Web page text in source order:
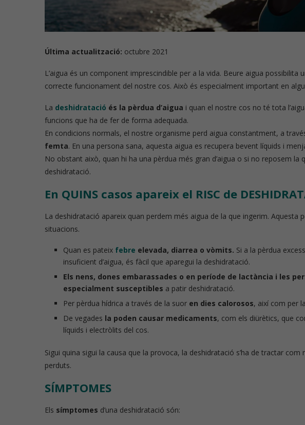
Última actualització: octubre 2021
L’aigua és un component imprescindible per a la vida. Beure aigua
correcte funcionament del nostre cos. Això és especialment important en
La deshidratació és la pèrdua d’aigua i quan el nostre cos no té tota
funcions que ha de fer de forma adequada.
En condicions normals, el nostre organisme perd aigua constantment, a
femta. En una persona sana, aquesta aigua es recupera bevent líquids i
No obstant això, quan hi ha una pèrdua més gran d’aigua o si no reposem
deshidratació.
En QUINS casos apareix el RISC de
La deshidratació apareix quan perdem més aigua de la que ingerim. Aquesta
situacions.
Quan es pateix febre elevada, diarrea o vòmits. Si a la pèrdua
insuficient d’aigua, és fàcil que aparegui la deshidratació.
Els nens, dones embarassades o en període de lactància i les
especialment susceptibles a patir deshidratació.
Per pèrdua hídrica a través de la suor en dies calorosos, així com per
De vegades la poden causar medicaments, com els diürètics, que
líquids i electròlits del cos.
Sigui quina sigui la causa que la provoca, la deshidratació s’ha de tractar
perduts.
SÍMPTOMES
Els símptomes d’una deshidratació són:
Píndoles de nutrició